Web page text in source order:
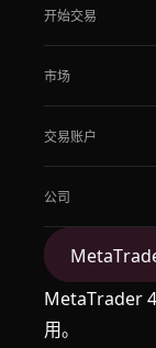
开始交易
市场
交易账户
公司
MetaTrader
用。